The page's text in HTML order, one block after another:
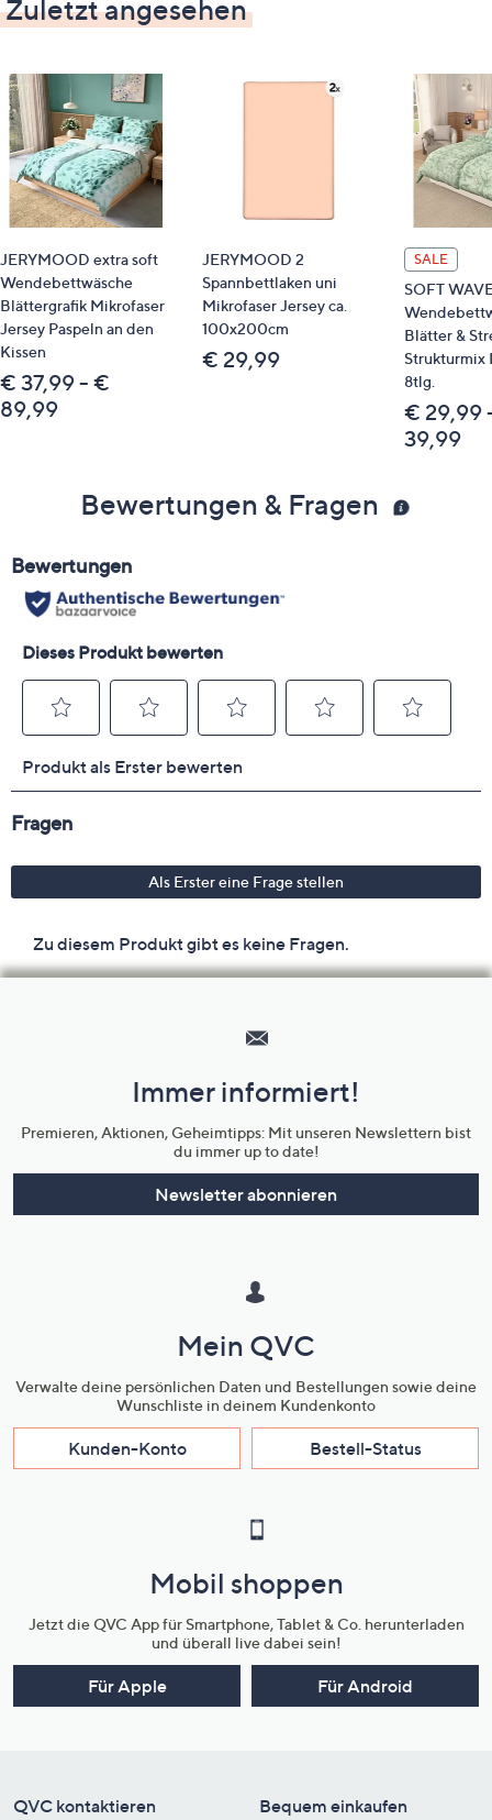
Zuletzt angesehen
JERYMOOD extra soft
Wendebettwäsche
Blättergrafik Mikrofaser
Jersey Paspeln an den
Kissen
€ 37,99 - €
89,99
JERYMOOD 2
Spannbettlaken uni
Mikrofaser Jersey ca.
100x200cm
€ 29,99
SALE
SOFT
Blätter &
Strukturmix
8tlg.
€ 29,99
39,99
Bewertungen & Fragen
Unternehmensinformationen
Immer informiert!
Premieren, Aktionen, Geheimtipps: Mit unseren Newslettern bist
du immer up to date!
Newsletter abonnieren
Mein QVC
Verwalte deine persönlichen Daten und Bestellungen sowie deine
Wunschliste in deinem Kundenkonto
Kunden-Konto Bestell-Status
Mobil shoppen
Jetzt die QVC App für Smartphone, Tablet & Co. herunterladen
und überall live dabei sein!
Für Apple Für Android
QVC kontaktieren Bequem einkaufen